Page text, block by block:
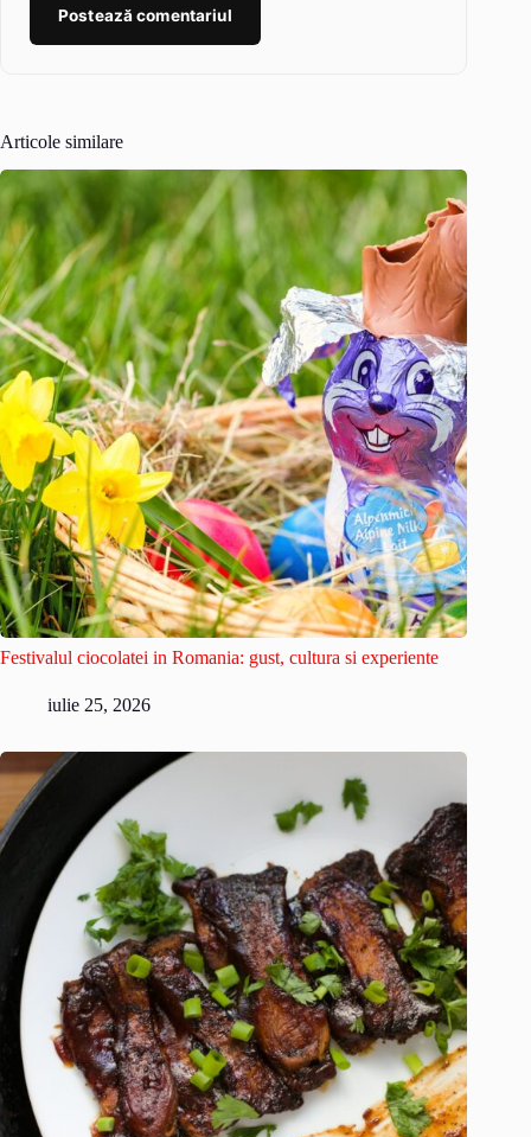
Postează comentariul
Articole similare
Festivalul ciocolatei in Romania: gust, cultura si experiente
iulie 25, 2026